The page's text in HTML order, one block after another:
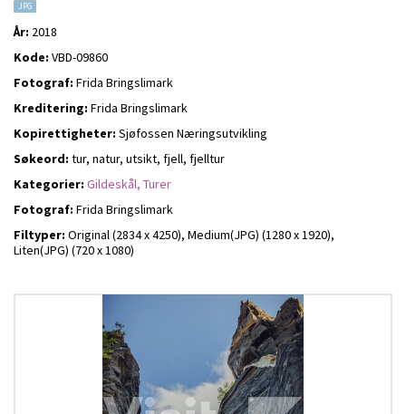
JPG
År: 2018
Kode: VBD-09860
Fotograf: Frida Bringslimark
Kreditering: Frida Bringslimark
Kopirettigheter: Sjøfossen Næringsutvikling
Søkeord: tur, natur, utsikt, fjell, fjelltur
Kategorier: Gildeskål, Turer
Fotograf: Frida Bringslimark
Filtyper: Original (2834 x 4250), Medium(JPG) (1280 x 1920),
Liten(JPG) (720 x 1080)